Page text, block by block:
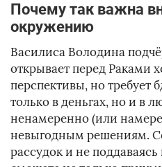
Почему так важна
окружению
Василиса Володина
открывает перед Раками
перспективы, но требует
только в деньгах, но и в
ненамеренно (или
невыгодным решениям.
рассудок и не